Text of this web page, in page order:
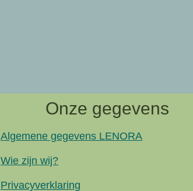
Onze gegevens
Algemene gegevens LENORA
Wie zijn wij?
Privacyverklaring